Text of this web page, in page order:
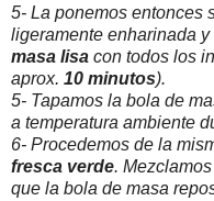
5- La ponemos entonces
ligeramente enharinada
masa lisa con todos los
aprox. 10 minutos).
5- Tapamos la bola de
a temperatura ambiente
6- Procedemos de la
fresca verde.
que la bola de masa